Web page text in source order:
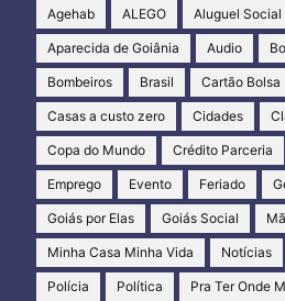
Agehab
ALEGO Aluguel Social
Aparecida de Goiânia Audio
Bombeiros Brasil Cartão Bolsa
Casas a custo zero Cidades
Copa do Mundo Crédito Parceria
Emprego Evento Feriado
Goiás por Elas Goiás Social
Minha Casa Minha Vida Notícias
Polícia Política Pra Ter Onde